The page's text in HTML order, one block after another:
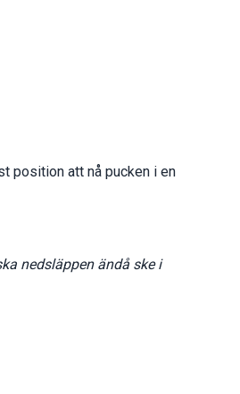
position att nå pucken i en
nedsläppen ändå ske i